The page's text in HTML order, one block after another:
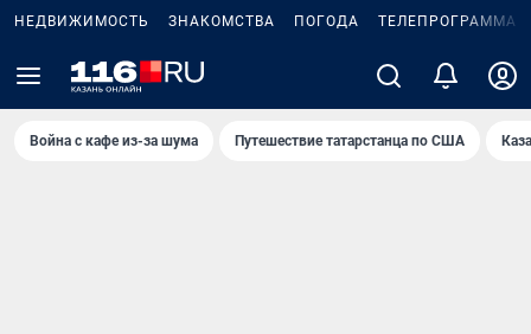
НЕДВИЖИМОСТЬ ЗНАКОМСТВА ПОГОДА ТЕЛЕПРОГРАММА
Война с кафе из-за шума Путешествие татарстанца по США